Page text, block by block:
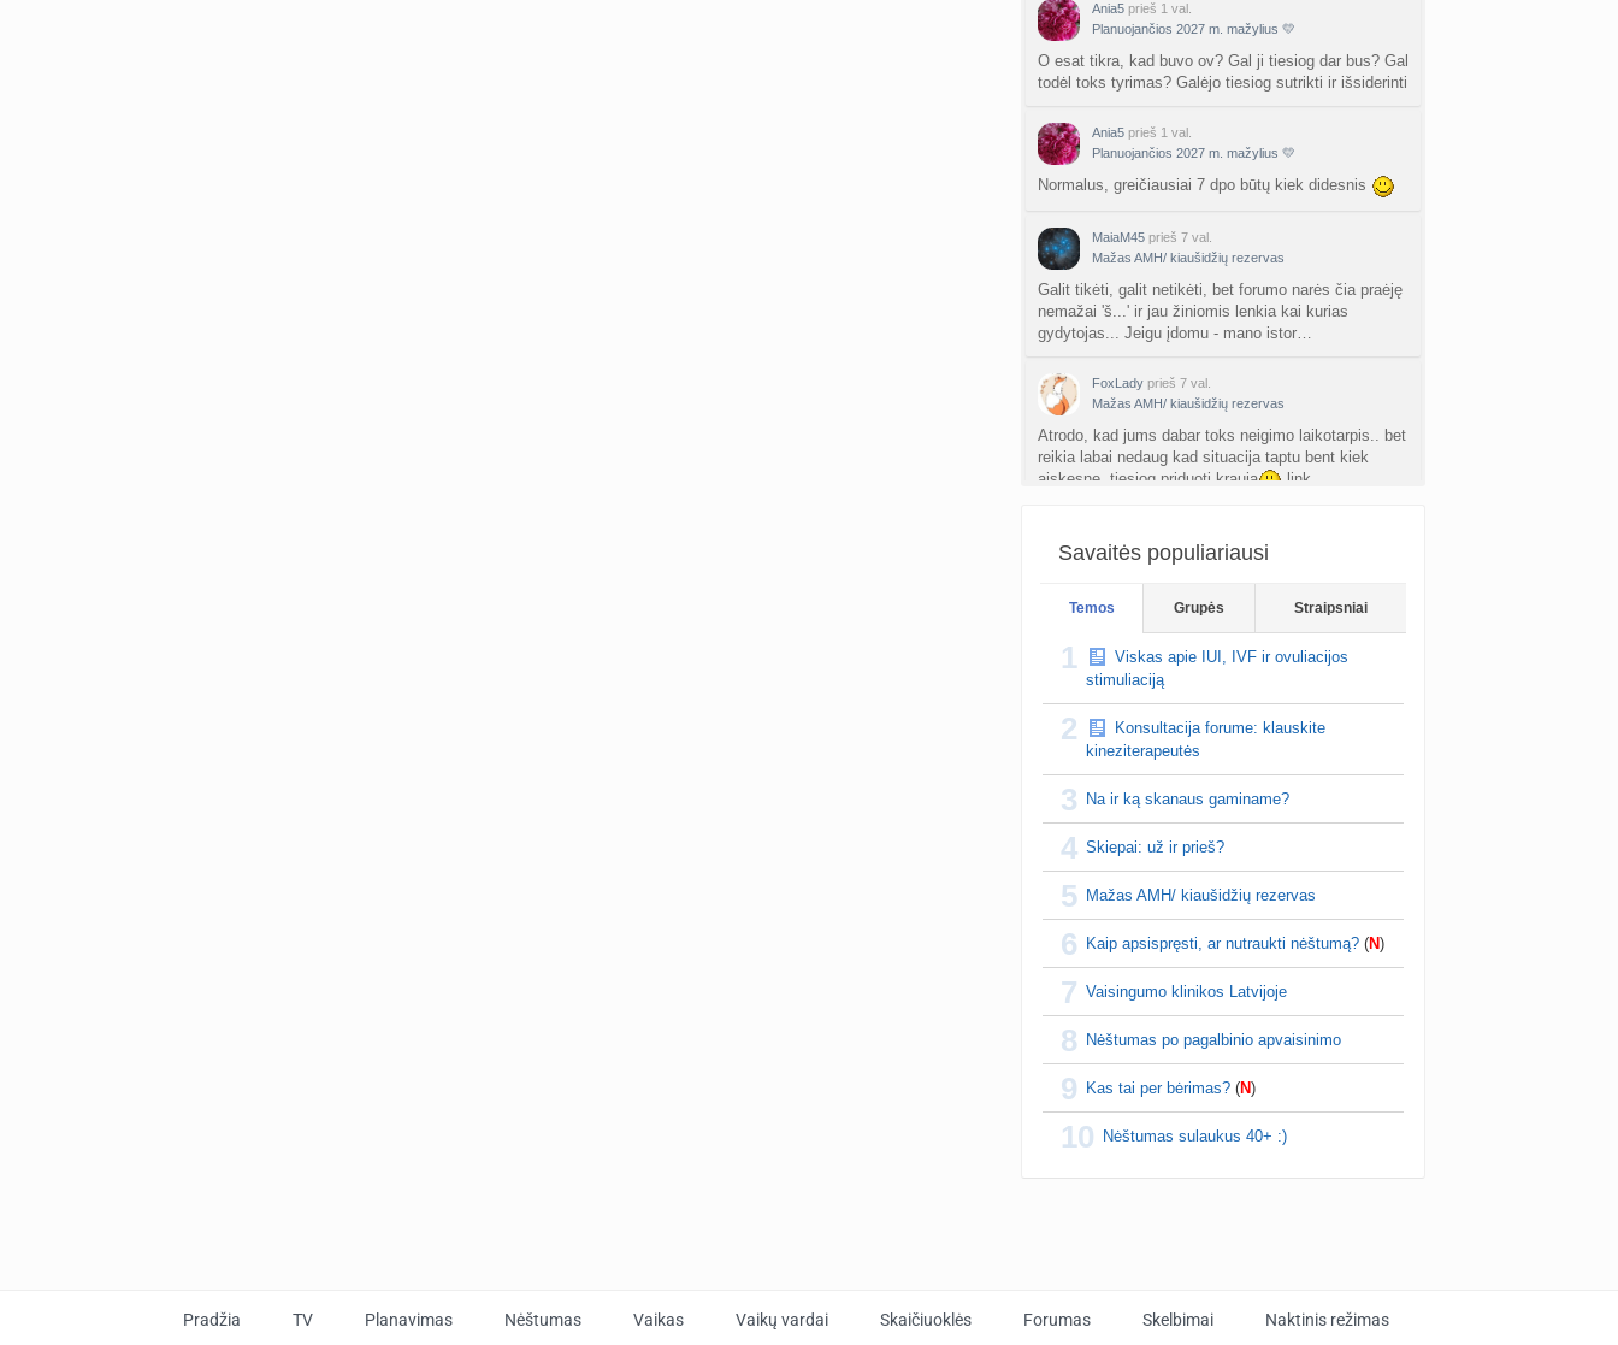
Ania5 prieš 1 val.
Planuojančios 2027 m. mažylius 💛
O esat tikra, kad buvo ov? Gal ji tiesiog dar bus? Gal
todėl toks tyrimas? Galėjo tiesiog sutrikti ir išsiderinti
Ania5 prieš 1 val.
Planuojančios 2027 m. mažylius 💛
Normalus, greičiausiai 7 dpo būtų kiek didesnis
MaiaM45 prieš 7 val.
Mažas AMH/ kiaušidžių rezervas
Galit tikėti, galit netikėti, bet forumo narės čia praėję
nemažai 'š...' ir jau žiniomis lenkia kai kurias
gydytojas... Jeigu įdomu - mano istor…
FoxLady prieš 7 val.
Mažas AMH/ kiaušidžių rezervas
Atrodo, kad jums dabar toks neigimo laikotarpis.. bet
reikia labai nedaug kad situacija taptu bent kiek
aiskesne, tiesiog priduoti krauja
link…
Planuojančios 2027 m. mažylius 💛
Aš dariausi 6dpo prg nes 7dpo jau būtų buve
sekmadienis, atsakymas buvo toks.. tai čia gaunasi
Savaitės populiariausi
Temos Grupės Straipsniai
1
Viskas apie IUI, IVF ir ovuliacijos
stimuliaciją
2
Konsultacija forume: klauskite
kineziterapeutės
3 Na ir ką skanaus gaminame?
4 Skiepai: už ir prieš?
5 Mažas AMH/ kiaušidžių rezervas
6 Kaip apsispręsti, ar nutraukti nėštumą? (N)
7 Vaisingumo klinikos Latvijoje
8 Nėštumas po pagalbinio apvaisinimo
9 Kas tai per bėrimas? (N)
10 Nėštumas sulaukus 40+ :)
Pradžia TV Planavimas Nėštumas Vaikas Vaikų vardai Skaičiuoklės Forumas Skelbimai Naktinis režimas